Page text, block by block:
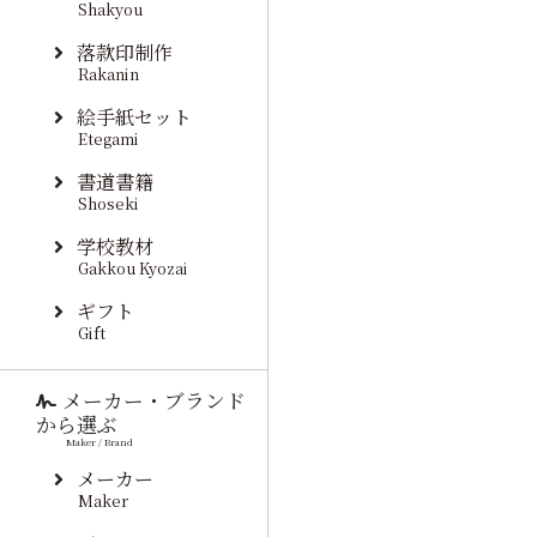
Shakyou
落款印制作
Rakanin
絵手紙セット
Etegami
書道書籍
Shoseki
学校教材
Gakkou Kyozai
ギフト
Gift
メーカー・ブランド
から選ぶ
Maker / Brand
メーカー
Maker